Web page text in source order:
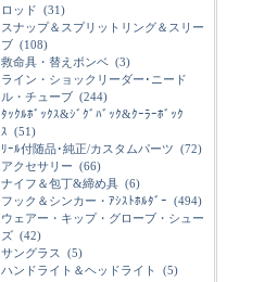
ロッド (31)
スナップ＆スプリットリング＆スリー
ブ (108)
救命具・替えボンベ (3)
ライン・ショックリーダー･ニード
ル・チューブ (244)
ﾀｯｸﾙﾎﾞｯｸｽ&ｼﾞｸﾞﾊﾞｯｸ&ｸｰﾗｰﾎﾞｯｸ
ｽ (51)
ﾘｰﾙ付随品･純正/カスタムパーツ (72)
アクセサリー (66)
ナイフ＆包丁&締め具 (6)
フック＆シンカー・ｱｼｽﾄﾎﾙﾀﾞｰ (494)
ウェアー・キップ・グローブ・シュー
ズ (42)
サングラス
(5)
ハンドライト＆ヘッドライト
(5)